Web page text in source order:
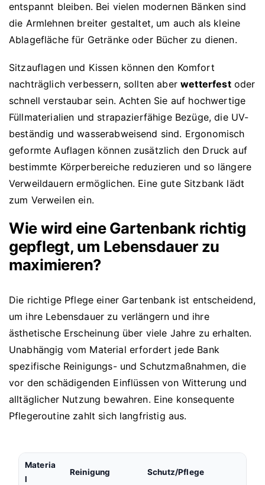
entspannt bleiben. Bei vielen modernen Bänken sind
die Armlehnen breiter gestaltet, um auch als kleine
Ablagefläche für Getränke oder Bücher zu dienen.
Sitzauflagen und Kissen können den Komfort
nachträglich verbessern, sollten aberwetterfestoder
schnell verstaubar sein. Achten Sie auf hochwertige
Füllmaterialien und strapazierfähige Bezüge, die UV-
beständig und wasserabweisend sind. Ergonomisch
geformte Auflagen können zusätzlich den Druck auf
bestimmte Körperbereiche reduzieren und so längere
Verweildauern ermöglichen. Eine gute Sitzbank lädt
zum Verweilen ein.
Wie wird eine Gartenbank richtig
gepflegt, um Lebensdauer zu
maximieren?
Die richtige Pflege einer Gartenbank ist entscheidend,
um ihre Lebensdauer zu verlängern und ihre
ästhetische Erscheinung über viele Jahre zu erhalten.
Unabhängig vom Material erfordert jede Bank
spezifische Reinigungs- und Schutzmaßnahmen, die
vor den schädigenden Einflüssen von Witterung und
alltäglicher Nutzung bewahren. Eine konsequente
Pflegeroutine zahlt sich langfristig aus.
Materia
l
Reinigung Schutz/Pflege